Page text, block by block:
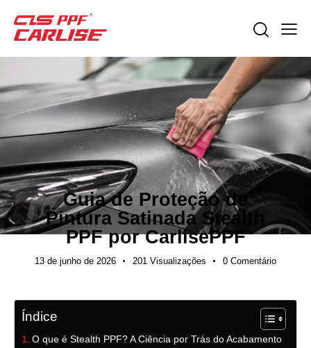
NOTÍCIAS DO SETOR GUIAS DE EXPORTAÇÃO
Guia de Proteção de
Pintura Satinada Stealth
PPF por CarlisePPF
13 de junho de 2026 201 Visualizações 0 Comentário
Índice
O que é Stealth PPF? A Ciência por Trás do Acabamento